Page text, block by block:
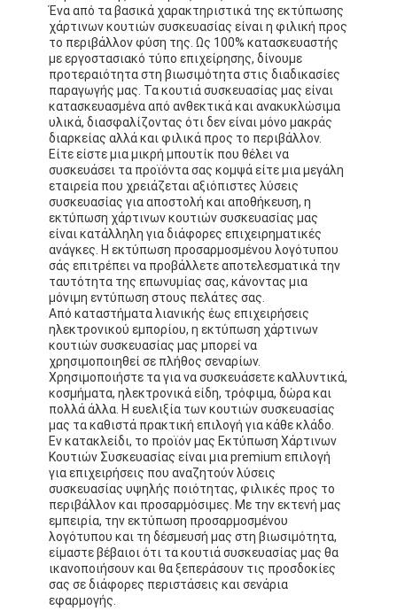
Επισκέψεις στο εργοστάσιο
Ποιοτικός έλεγχος
Επικοινωνήστε μαζί μας
Ειδήσεις
εκτύπωση συσκευαστικών κουτιών
Καλλυντικό συσκευάζοντας κιβώτιο
Κουτί συσκευασίας ηλεκτρονικών
τσάντες δώρων εγγράφου
Άκαμπτο κιβώτιο δώρων
πτυσσόμενο χαρτοκιβώτιο
Πίνακα απεικόνισης μετρητή
Εμπορικές συσκευές για τα συρτάρια
Ετικέτα αυτοκόλλησης
Του προσώπου συσκευάζοντας τσάντα μασκών
Εκτύπωση φυλλαδίων για ειδικούς
Ένα από τα βασικά χαρακτηριστικά της εκτύπωσης
χάρτινων κουτιών συσκευασίας είναι η φιλική προς
το περιβάλλον φύση της. Ως 100% κατασκευαστής
με εργοστασιακό τύπο επιχείρησης, δίνουμε
προτεραιότητα στη βιωσιμότητα στις διαδικασίες
παραγωγής μας. Τα κουτιά συσκευασίας μας είναι
κατασκευασμένα από ανθεκτικά και ανακυκλώσιμα
υλικά, διασφαλίζοντας ότι δεν είναι μόνο μακράς
διαρκείας αλλά και φιλικά προς το περιβάλλον.
Είτε είστε μια μικρή μπουτίκ που θέλει να
συσκευάσει τα προϊόντα σας κομψά είτε μια μεγάλη
εταιρεία που χρειάζεται αξιόπιστες λύσεις
συσκευασίας για αποστολή και αποθήκευση, η
εκτύπωση χάρτινων κουτιών συσκευασίας μας
είναι κατάλληλη για διάφορες επιχειρηματικές
ανάγκες. Η εκτύπωση προσαρμοσμένου λογότυπου
σάς επιτρέπει να προβάλλετε αποτελεσματικά την
ταυτότητα της επωνυμίας σας, κάνοντας μια
μόνιμη εντύπωση στους πελάτες σας.
Από καταστήματα λιανικής έως επιχειρήσεις
ηλεκτρονικού εμπορίου, η εκτύπωση χάρτινων
κουτιών συσκευασίας μας μπορεί να
χρησιμοποιηθεί σε πλήθος σεναρίων.
Χρησιμοποιήστε τα για να συσκευάσετε καλλυντικά,
κοσμήματα, ηλεκτρονικά είδη, τρόφιμα, δώρα και
πολλά άλλα. Η ευελιξία των κουτιών συσκευασίας
μας τα καθιστά πρακτική επιλογή για κάθε κλάδο.
Εν κατακλείδι, το προϊόν μας Εκτύπωση Χάρτινων
Κουτιών Συσκευασίας είναι μια premium επιλογή
για επιχειρήσεις που αναζητούν λύσεις
συσκευασίας υψηλής ποιότητας, φιλικές προς το
περιβάλλον και προσαρμόσιμες. Με την εκτενή μας
εμπειρία, την εκτύπωση προσαρμοσμένου
λογότυπου και τη δέσμευσή μας στη βιωσιμότητα,
είμαστε βέβαιοι ότι τα κουτιά συσκευασίας μας θα
ικανοποιήσουν και θα ξεπεράσουν τις προσδοκίες
σας σε διάφορες περιστάσεις και σενάρια
εφαρμογής.